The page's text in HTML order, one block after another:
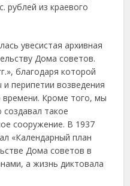
рублей из краевого
увесистая архивная
Дома советов.
благодаря которой
перипетии возведения
времени. Кроме того, мы
такое
сооружение. В 1937
«Календарный план
Дома советов в
а жизнь диктовала